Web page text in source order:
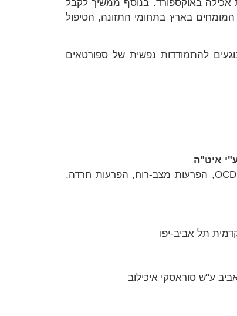
אכילה באוקספורד. בנוסף ממשיך לקבל
בארץ בתחומי התזונה, הטיפול
להתמודדות נפשית של ספורטאים
איט"ה
857 שעות טיפול מוכרות תחת הדרכה – התמקדות באוכלוסייה עם תחלואה נפשית מקבילה – הפרעות אכילה לצד OCD, הפרעות מצב-רוח, הפרעות חרדה,